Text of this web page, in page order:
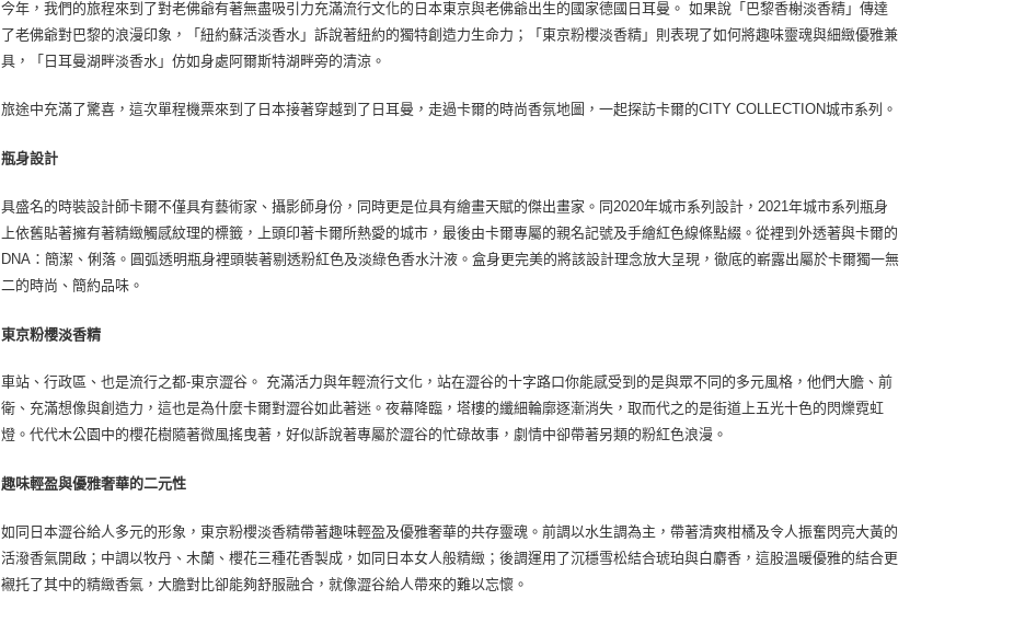
今年，我們的旅程來到了對老佛爺有著無盡吸引力充滿流行文化的日本東京與老佛爺出生的國家德國日耳曼。 如果說「巴黎香榭淡香精」傳達
了老佛爺對巴黎的浪漫印象，「紐約蘇活淡香水」訴說著紐約的獨特創造力生命力；「東京粉櫻淡香精」則表現了如何將趣味靈魂與細緻優雅兼
具，「日耳曼湖畔淡香水」仿如身處阿爾斯特湖畔旁的清涼。
旅途中充滿了驚喜，這次單程機票來到了日本接著穿越到了日耳曼，走過卡爾的時尚香氛地圖，一起探訪卡爾的CITY COLLECTION城市系列。
瓶身設計
具盛名的時裝設計師卡爾不僅具有藝術家、攝影師身份，同時更是位具有繪畫天賦的傑出畫家。同2020年城市系列設計，2021年城市系列瓶身
上依舊貼著擁有著精緻觸感紋理的標籤，上頭印著卡爾所熱愛的城市，最後由卡爾專屬的親名記號及手繪紅色線條點綴。從裡到外透著與卡爾的
DNA：簡潔、俐落。圓弧透明瓶身裡頭裝著剔透粉紅色及淡綠色香水汁液。盒身更完美的將該設計理念放大呈現，徹底的嶄露出屬於卡爾獨一無
二的時尚、簡約品味。
東京粉櫻淡香精
車站、行政區、也是流行之都-東京澀谷。 充滿活力與年輕流行文化，站在澀谷的十字路口你能感受到的是與眾不同的多元風格，他們大膽、前
衛、充滿想像與創造力，這也是為什麼卡爾對澀谷如此著迷。夜幕降臨，塔樓的纖細輪廓逐漸消失，取而代之的是街道上五光十色的閃爍霓虹
燈。代代木公園中的櫻花樹隨著微風搖曳著，好似訴說著專屬於澀谷的忙碌故事，劇情中卻帶著另類的粉紅色浪漫。
趣味輕盈與優雅奢華的二元性
如同日本澀谷給人多元的形象，東京粉櫻淡香精帶著趣味輕盈及優雅奢華的共存靈魂。前調以水生調為主，帶著清爽柑橘及令人振奮閃亮大黃的
活潑香氣開啟；中調以牧丹、木蘭、櫻花三種花香製成，如同日本女人般精緻；後調運用了沉穩雪松結合琥珀與白麝香，這股溫暖優雅的結合更
襯托了其中的精緻香氣，大膽對比卻能夠舒服融合，就像澀谷給人帶來的難以忘懷。